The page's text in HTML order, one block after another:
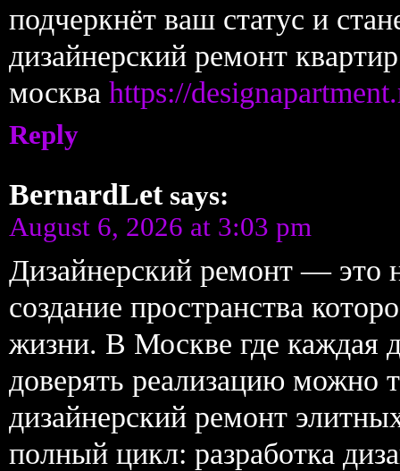
подчеркнёт ваш статус и
дизайнерский ремонт
москва https://
Reply
BernardLet says:
August 6, 2026 at 3:03 pm
Дизайнерский ремонт — это
создание пространства
жизни. В Москве где каждая
доверять реализацию можно
дизайнерский ремонт
полный цикл: разработка